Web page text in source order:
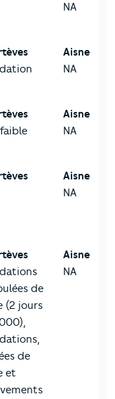
NA
Aisne
NA
Aisne
NA
Aisne
NA
de
(2 jours
de
et
Aisne
NA